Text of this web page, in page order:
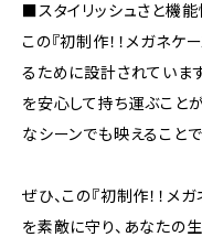
■スタイリッシュさと機能
この『初制作！！メガネケ
るために設計されていま
を安心して持ち運ぶこと
なシーンでも映えることで
ぜひ、この『初制作！！メ
を素敵に守り、あなたの